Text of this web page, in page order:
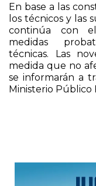
En base a las
los técnicos y las
continúa con
medidas
técnicas. Las
medida que no
se informarán a
Ministerio Público